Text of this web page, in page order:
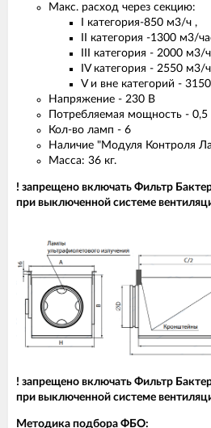
Макс. расход через секцию:
I категория-850 м3/ч ,
II категория -1300 м3/
III категория - 2000 м3/
IV категория - 2550 м3/
V и вне категорий -
Напряжение - 230 B
Потребляемая мощность - 0,5
Кол-во ламп - 6
Наличие "Модуля Контроля
Масса: 36 кг.
! запрещено включать Фильтр
при выключенной системе
! запрещено включать Фильтр
при выключенной системе
Методика подбора ФБО: